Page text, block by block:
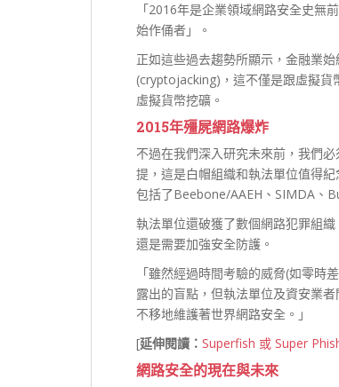
「2016年是企業領域網路安全史無
始作俑者」。
正如這些過去趨勢所顯示，金融業
(cryptojacking)，這不僅是跟虛擬貨
虛擬貨幣挖礦。
2015年殭屍網路爆炸
不過在我們深入研究未來前，我們
提，這是白帽組織和執法單位值得
包括了Beebone/AAEH、SIMDA、
執法單位還破獲了數個網路犯罪組
還是需要加強安全防護。
「雖然經過時間考驗的威脅(如零時
露出的盲點，但執法單位及資安業
不移地維護著世界網路安全。」
[延伸閱讀： Superfish 或 Super
網路安全的現在與未來